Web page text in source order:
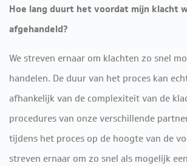
Hoe lang duurt het voordat mijn klacht
afgehandeld?
We streven ernaar om klachten zo snel
handelen. De duur van het proces kan
afhankelijk van de complexiteit van de
procedures van onze verschillende
tijdens het proces op de hoogte van de
streven ernaar om zo snel als mogelijk